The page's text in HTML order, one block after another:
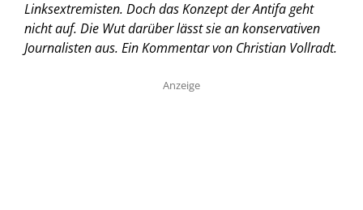
Linksextremisten. Doch das Konzept der Antifa geht
nicht auf. Die Wut darüber lässt sie an konservativen
Journalisten aus. Ein Kommentar von Christian Vollradt.
Anzeige